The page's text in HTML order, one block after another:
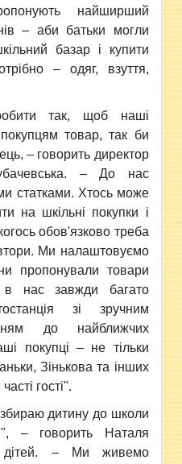
найширший
– аби батьки могли
базар і купити
– одяг, взуття,
так, щоб наші
товар, так би
– говорить директор
– До нас
статками. Хтось може
на шкільні покупки і
обов'язково треба
Ми налаштовуємо
пропонували товари
в нас завжди багато
зі зручним
до найближчих
покупці – не тільки
Зінькова та інших
гості".
дитину до школи
– говорить Наталя
дітей. – Ми живемо